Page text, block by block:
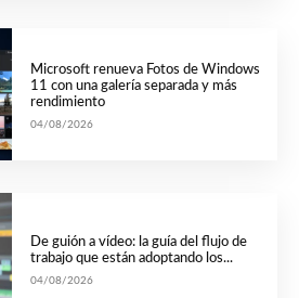
Microsoft renueva Fotos de Windows
11 con una galería separada y más
rendimiento
04/08/2026
De guión a vídeo: la guía del flujo de
trabajo que están adoptando los...
04/08/2026